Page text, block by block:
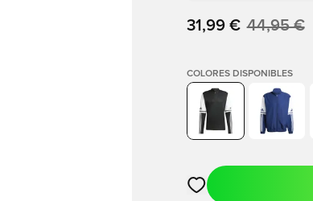
31,99 € 44,95 €
COLORES DISPONIBLES
Abre un modal para